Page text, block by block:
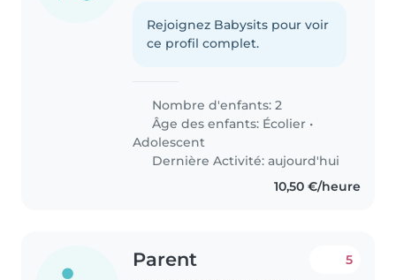
Rejoignez Babysits pour voir
ce profil complet.
Nombre d'enfants: 2
Âge des enfants: Écolier •
Adolescent
Dernière Activité: aujourd'hui
10,50 €/heure
Parent 5